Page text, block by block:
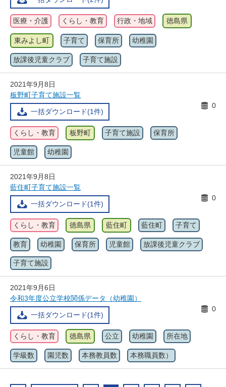
医療・介護 くらし・教育 行政・地域 徳島県
東みよし町 子育て 保育所 幼稚園
放課後児童クラブ 子育て施設
2021年9月8日
板野町子育て施設一覧
一括ダウンロード(1件)
0
くらし・教育 板野町 子育て施設 保育所
児童館 幼稚園
2021年9月8日
藍住町子育て施設一覧
一括ダウンロード(1件)
0
くらし・教育 徳島県 藍住町 藍住町 子育て
教育 幼稚園 保育所 児童館 放課後児童クラブ
子育て施設
2021年9月6日
令和3年度公立学校関係データ（幼稚園）
一括ダウンロード(1件)
0
くらし・教育 徳島県 公立 幼稚園 所在地
学級数 園児数 本務教員数 本務職員数）